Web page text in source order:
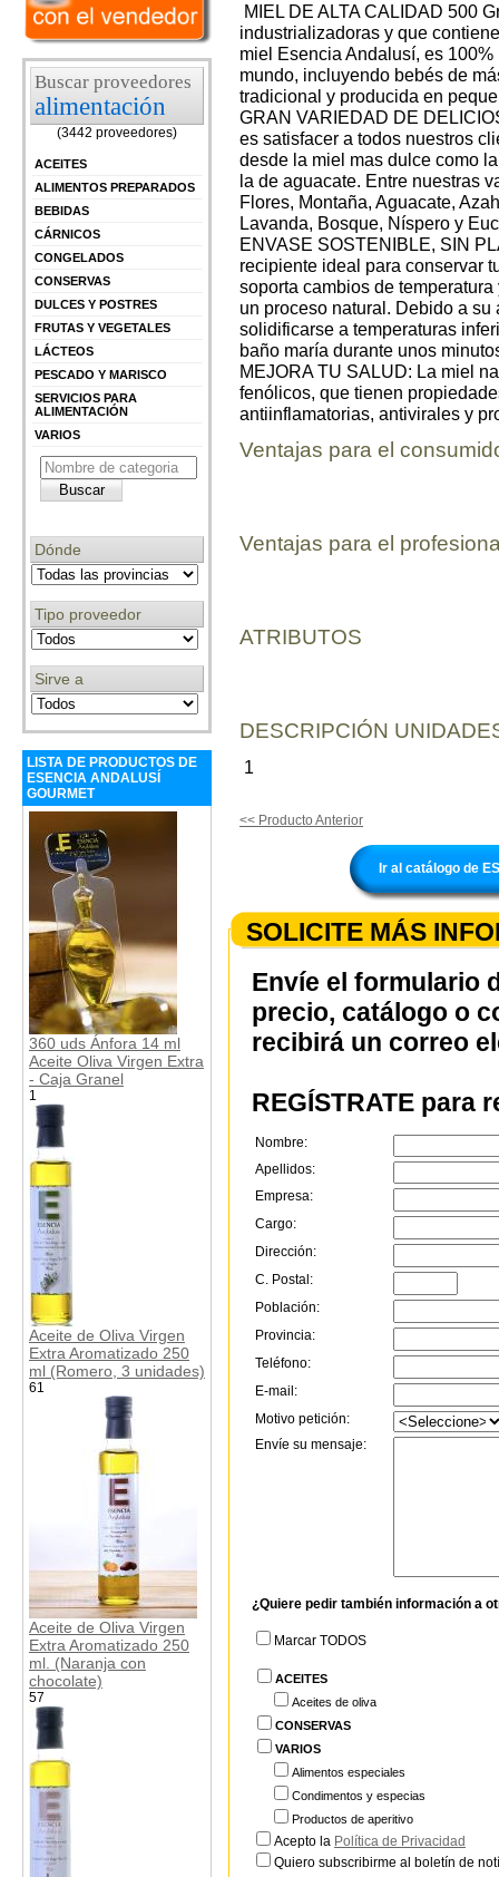
Buscar proveedores
alimentación
(3442 proveedores)
ACEITES
ALIMENTOS PREPARADOS
BEBIDAS
CÁRNICOS
CONGELADOS
CONSERVAS
DULCES Y POSTRES
FRUTAS Y VEGETALES
LÁCTEOS
PESCADO Y MARISCO
SERVICIOS PARA
ALIMENTACIÓN
VARIOS
Dónde
Tipo proveedor
Sirve a
LISTA DE PRODUCTOS DE
ESENCIA ANDALUSÍ
GOURMET
360 uds Ánfora 14 ml
Aceite Oliva Virgen Extra
- Caja Granel
1
Aceite de Oliva Virgen
Extra Aromatizado 250
ml (Romero, 3 unidades)
61
Aceite de Oliva Virgen
Extra Aromatizado 250
ml. (Naranja con
chocolate)
57
MIEL DE ALTA CALIDAD 500
industrializadoras y que
miel Esencia Andalusí, es
mundo, incluyendo bebés de
tradicional y producida en
GRAN VARIEDAD DE
es satisfacer a todos nuestros
desde la miel mas dulce como
la de aguacate. Entre nuestras
Flores, Montaña, Aguacate,
Lavanda, Bosque, Níspero y
ENVASE SOSTENIBLE, SIN
recipiente ideal para conservar
soporta cambios de
un proceso natural. Debido a
solidificarse a temperaturas
baño maría durante unos
MEJORA TU SALUD: La miel
fenólicos, que tienen
antiinflamatorias, antivirales y
Ventajas para el
Ventajas para el
ATRIBUTOS
DESCRIPCIÓN
1
<< Producto Anterior
Ir al catálogo de
SOLICITE MÁS
Envíe el formulario
precio, catálogo o
recibirá un correo
REGÍSTRATE para
Nombre:
Apellidos:
Empresa:
Cargo:
Dirección:
C. Postal:
Población:
Provincia:
Teléfono:
E-mail:
Motivo petición:
Envíe su mensaje:
¿Quiere pedir también información a
Marcar TODOS
ACEITES
Aceites de oliva
CONSERVAS
VARIOS
Alimentos especiales
Condimentos y especias
Productos de aperitivo
Acepto la Política de Privacidad
Quiero subscribirme al boletín de